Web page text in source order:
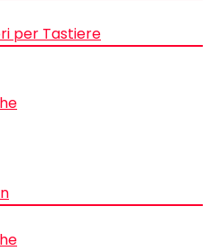
per Tastiere